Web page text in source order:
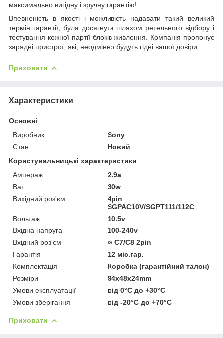
максимально вигідну і зручну гарантію!
Впевненість в якості і можливість надавати такий великий
термін гарантії, була досягнута шляхом ретельного відбору і
тестування кожної партії блоків живлення. Компанія пропонує
зарядні пристрої, які, неодмінно будуть гідні вашої довіри.
Приховати
Характеристики
Основні
Виробник
Sony
Стан
Новий
Користувальницькі характеристики
Ампераж
2.9a
Ват
30w
Вихідний роз'єм
4pin
SGPAC10V/SGPT111/112C
Вольтаж
10.5v
Вхідна напруга
100-240v
Вхідний роз'єм
∞ C7/C8 2pin
Гарантія
12 міс.гар.
Комплектація
Коробка (гарантійний талон)
Розміри
94x48x24mm
Умови експлуатації
від 0°C до +30°C
Умови зберігання
від -20°C до +70°C
Приховати